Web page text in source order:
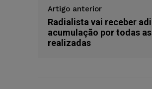
Artigo anterior
Radialista vai receber
acumulação por todas
realizadas